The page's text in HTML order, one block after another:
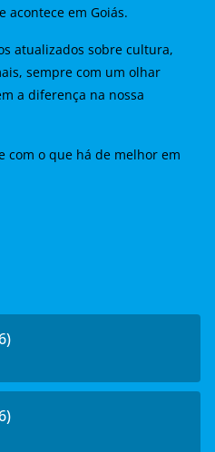
acontece em Goiás.
atualizados sobre cultura,
sempre com um olhar
a diferença na nossa
com o que há de melhor em